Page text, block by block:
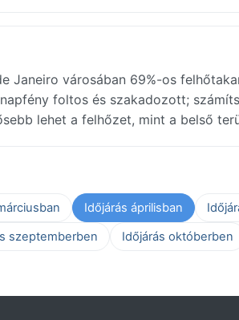
Janeiro városában 69%-os
foltos és szakadozott;
lehet a felhőzet, mint a belső
Időjárás áprilisban
szeptemberben Időjárás októberben